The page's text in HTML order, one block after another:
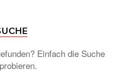
Einfach die Suche